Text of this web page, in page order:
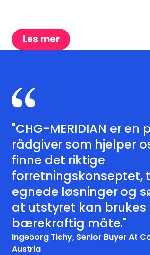
Les mer
"CHG-MERIDIAN er en
rådgiver som hjelper
finne det riktige
forretningskonseptet,
egnede løsninger og
at utstyret kan brukes
bærekraftig måte."
Ingeborg Tichy, Senior Buyer At
Austria